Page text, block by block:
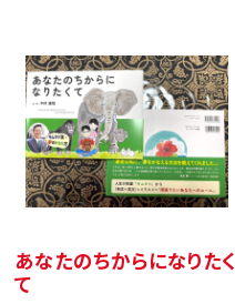
あなたのちからになりたく
て